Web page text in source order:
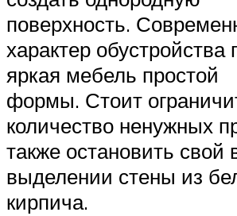
поверхность.
характер обустройства
яркая мебель простой
формы. Стоит
количество ненужных
также остановить свой
выделении стены из
кирпича.